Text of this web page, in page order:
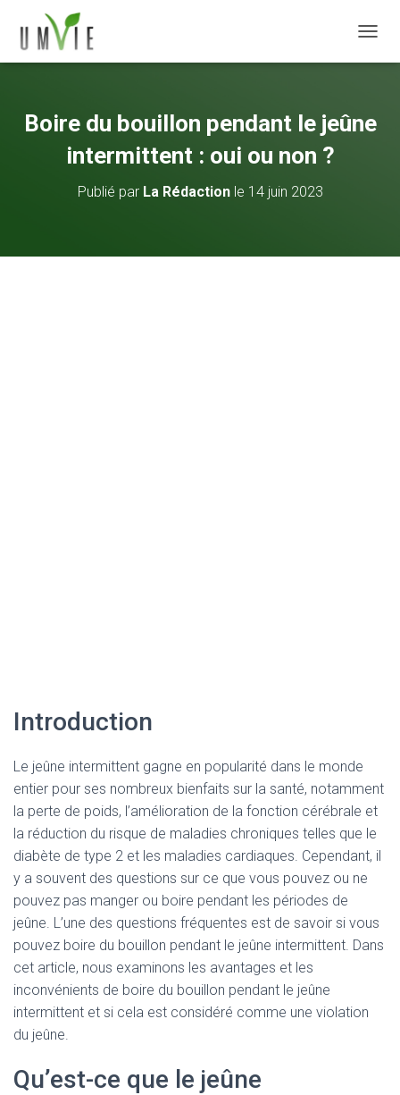
Boire du bouillon pendant le jeûne
intermittent : oui ou non ?
Publié par La Rédactionle 14 juin 2023
Introduction
Le jeûne intermittent gagne en popularité dans le monde
entier pour ses nombreux bienfaits sur la santé, notamment
la perte de poids, l’amélioration de la fonction cérébrale et
la réduction du risque de maladies chroniques telles que le
diabète de type 2 et les maladies cardiaques. Cependant, il
y a souvent des questions sur ce que vous pouvez ou ne
pouvez pas manger ou boire pendant les périodes de
jeûne. L’une des questions fréquentes est de savoir si vous
pouvez boire du bouillon pendant le jeûne intermittent. Dans
cet article, nous examinons les avantages et les
inconvénients de boire du bouillon pendant le jeûne
intermittent et si cela est considéré comme une violation
du jeûne.
Qu’est-ce que le jeûne